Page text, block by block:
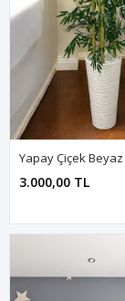
3.000,00 TL